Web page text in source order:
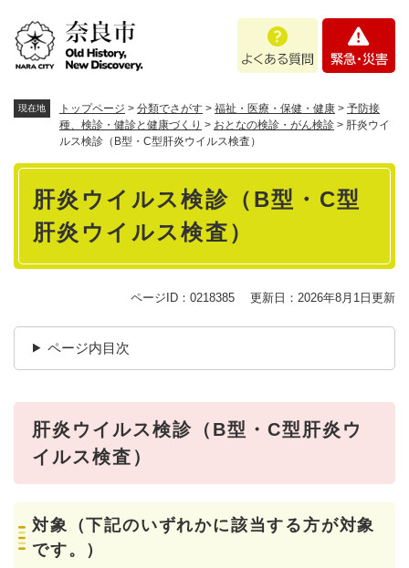
あ
問
・
現在地 トップページ > 分類でさがす > 福祉・医療・保健・健康 > 予防接
種、検診・健診と健康づくり > おとなの検診・がん検診 > 肝炎ウイ
ルス検診（B型・C型肝炎ウイルス検査）
本
肝炎ウイルス検診（B型・C型
肝炎ウイルス検査）
ページID：0218385 更新日：2026年8月1日更新
ページ内目次
肝炎ウイルス検診（B型・C型肝炎ウ
イルス検査）
対象（下記のいずれかに該当する方が対象
です。）